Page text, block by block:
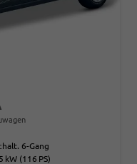
6-Gang
kW (116 PS)